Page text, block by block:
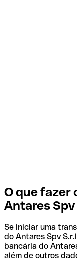
O que fazer
Antares Spv
Se iniciar uma
do Antares Spv
bancária do
além de outros